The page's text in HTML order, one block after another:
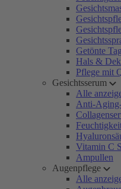
Getönte
Hals &
Pflege mit
Gesichtsserum
Alle
Anti-
Vitamin C
Ampullen
Augenpflege
Alle